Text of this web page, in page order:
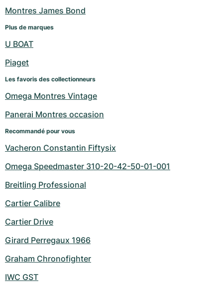
Montres James Bond
Plus de marques
U BOAT
Piaget
Les favoris des collectionneurs
Omega Montres Vintage
Panerai Montres occasion
Recommandé pour vous
Vacheron Constantin Fiftysix
Omega Speedmaster 310-20-42-50-01-001
Breitling Professional
Cartier Calibre
Cartier Drive
Girard Perregaux 1966
Graham Chronofighter
IWC GST